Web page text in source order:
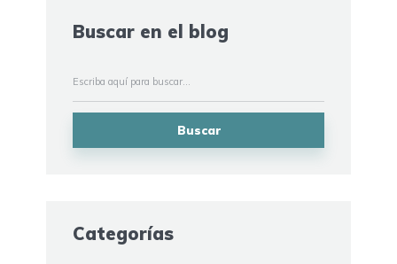
Buscar en el blog
Buscar
Categorías